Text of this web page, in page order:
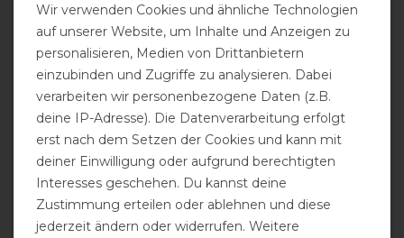
Wir verwenden Cookies und ähnliche Technologien
auf unserer Website, um Inhalte und Anzeigen zu
personalisieren, Medien von Drittanbietern
einzubinden und Zugriffe zu analysieren. Dabei
verarbeiten wir personenbezogene Daten (z.B.
deine IP-Adresse). Die Datenverarbeitung erfolgt
erst nach dem Setzen der Cookies und kann mit
deiner Einwilligung oder aufgrund berechtigten
Interesses geschehen. Du kannst deine
Zustimmung erteilen oder ablehnen und diese
jederzeit ändern oder widerrufen. Weitere